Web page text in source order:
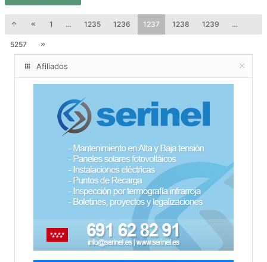
1 … 1235 1236 1237 1238 1239 …
5257
Afiliados